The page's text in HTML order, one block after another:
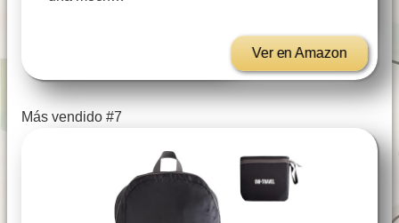
Ver en Amazon
Más vendido #7